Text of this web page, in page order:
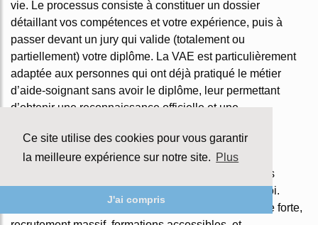
Ce site utilise des cookies pour vous garantir
la meilleure expérience sur notre site. Plus
J'ai compris
vie. Le processus consiste à constituer un dossier
détaillant vos compétences et votre expérience, puis à
passer devant un jury qui valide (totalement ou
partiellement) votre diplôme. La VAE est particulièrement
adaptée aux personnes qui ont déjà pratiqué le métier
d’aide-soignant sans avoir le diplôme, leur permettant
d’obtenir une reconnaissance officielle et une
Conclusion
Les métiers du social et de la santé représentent des
reconversions porteuses à la fois de sens et d’emploi.
Rares sont les secteurs qui conjuguent utilité sociale forte,